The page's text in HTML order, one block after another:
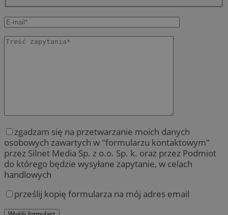
zgadzam się na przetwarzanie moich danych
osobowych zawartych w "formularzu kontaktowym"
przez Silnet Media Sp. z o.o. Sp. k. oraz przez Podmiot
do którego będzie wysyłane zapytanie, w celach
handlowych
prześlij kopię formularza na mój adres email